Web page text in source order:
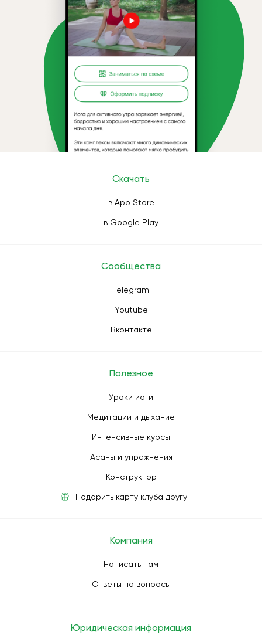
Скачать
в App Store
в Google Play
Сообщества
Telegram
Youtube
Вконтакте
Полезное
Уроки йоги
Медитации и дыхание
Интенсивные курсы
Асаны и упражнения
Конструктор
Подарить карту клуба другу
Компания
Написать нам
Ответы на вопросы
Юридическая информация